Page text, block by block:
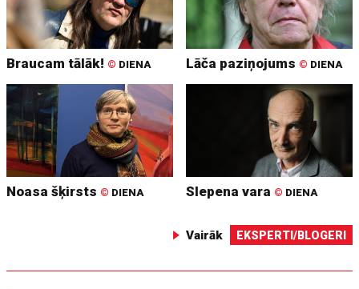
Braucam tālāk! © DIENA Lāča paziņojums © DIENA
Noasa šķirsts © DIENA Slepena vara © DIENA
Vairāk EKSPERTI/BLOGERI